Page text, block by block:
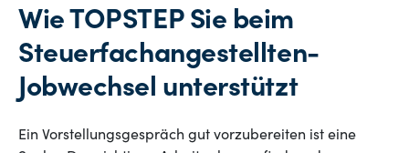
Wie TOPSTEP Sie beim
Steuerfachangestellten-
Jobwechsel unterstützt
Ein Vorstellungsgespräch gut vorzubereiten ist eine